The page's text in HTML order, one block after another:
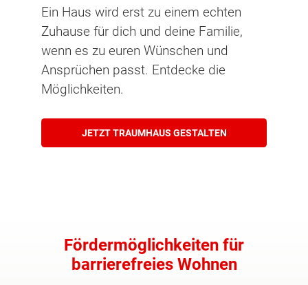
Ein Haus wird erst zu einem echten
Zuhause für dich und deine Familie,
wenn es zu euren Wünschen und
Ansprüchen passt. Entdecke die
Möglichkeiten.
JETZT TRAUMHAUS GESTALTEN
Fördermöglichkeiten für
barrierefreies Wohnen